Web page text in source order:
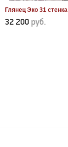
Глянец Эко 31 стенка
32 200 руб.